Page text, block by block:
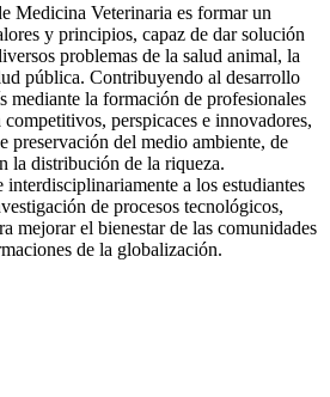
Medicina Veterinaria es formar un
y principios, capaz de dar solución
problemas de la salud animal, la
pública. Contribuyendo al desarrollo
mediante la formación de profesionales
perspicaces e innovadores,
preservación del medio ambiente, de
la distribución de la riqueza.
a los estudiantes
de procesos tecnológicos,
mejorar el bienestar de las comunidades
de la globalización.